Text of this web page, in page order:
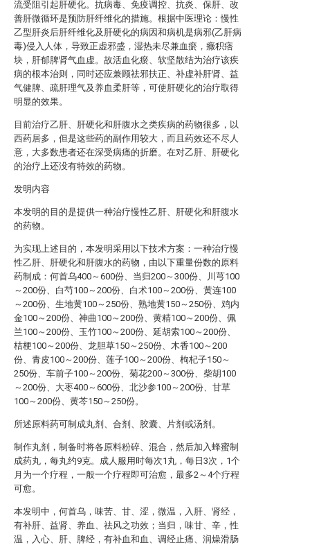
流受阻引起肝硬化。抗病毒、免疫调控、抗炎、保肝、改
善肝微循环是预防肝纤维化的措施。根据中医理论：慢性
乙型肝炎后肝纤维化及肝硬化的病因和病机是病邪(乙肝病
毒)侵入人体，导致正虚邪盛，湿热未尽兼血瘀，癥积痞
块，肝郁脾肾气血虚。故活血化瘀、软坚散结为治疗该疾
病的根本治则，同时还应兼顾祛邪扶正、补虚补肝肾、益
气健脾、疏肝理气及养血柔肝等，可使肝硬化的治疗取得
明显的效果。
目前治疗乙肝、肝硬化和肝腹水之类疾病的药物很多，以
西药居多，但是这些药的副作用较大，而且药效还不尽人
意，大多数患者还在深受病痛的折磨。在对乙肝、肝硬化
的治疗上还没有特效的药物。
发明内容
本发明的目的是提供一种治疗慢性乙肝、肝硬化和肝腹水
的药物。
为实现上述目的，本发明采用以下技术方案：一种治疗慢
性乙肝、肝硬化和肝腹水的药物，由以下重量份数的原料
药制成：何首乌400～600份、当归200～300份、川芎100
～200份、白芍100～200份、白术100～200份、黄连100
～200份、生地黄100～250份、熟地黄150～250份、鸡内
金100～200份、神曲100～200份、黄精100～200份、佩
兰100～200份、玉竹100～200份、延胡索100～200份、
桔梗100～200份、龙胆草150～250份、木香100～200
份、青皮100～200份、莲子100～200份、枸杞子150～
250份、车前子100～200份、菊花200～300份、柴胡100
～200份、大枣400～600份、北沙参100～200份、甘草
100～200份、黄芩150～250份。
所述原料药可制成丸剂、合剂、胶囊、片剂或汤剂。
制作丸剂，制备时将各原料粉碎、混合，然后加入蜂蜜制
成药丸，每丸约9克。成人服用时每次1丸，每日3次，1个
月为一个疗程，一般一个疗程即可治愈，最多2～4个疗程
可愈。
本发明中，何首乌，味苦、甘、涩，微温，入肝、肾经，
有补肝、益肾、养血、祛风之功效；当归，味甘、辛，性
温，入心、肝、脾经，有补血和血、调经止痛、润燥滑肠